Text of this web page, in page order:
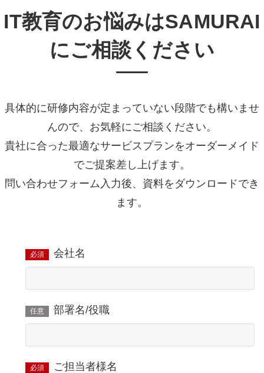
IT教育のお悩みはSAMURAI
にご相談ください
具体的に研修内容が定まっていない段階でも構いませ
んので、お気軽にご相談ください。
貴社に合った最適なサービスプランをオーダーメイド
でご提案差し上げます。
問い合わせフォーム入力後、資料をダウンロードでき
ます。
必須 会社名
任意 部署名/役職
必須 ご担当者様名